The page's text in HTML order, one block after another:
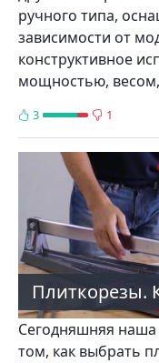
ручного типа,
зависимости от
конструктивное
мощностью,
3 1
Плиткорезы.
Сегодняшняя наша
том, как выбрать